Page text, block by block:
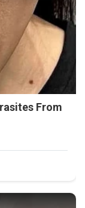
From